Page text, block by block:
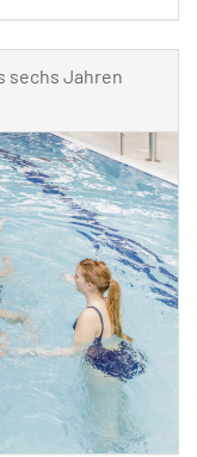
sechs Jahren